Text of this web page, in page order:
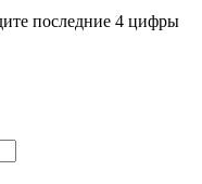
последние 4 цифры